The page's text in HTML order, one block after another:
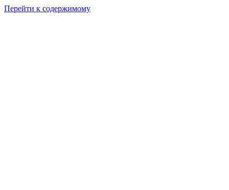
Перейти к содержимому